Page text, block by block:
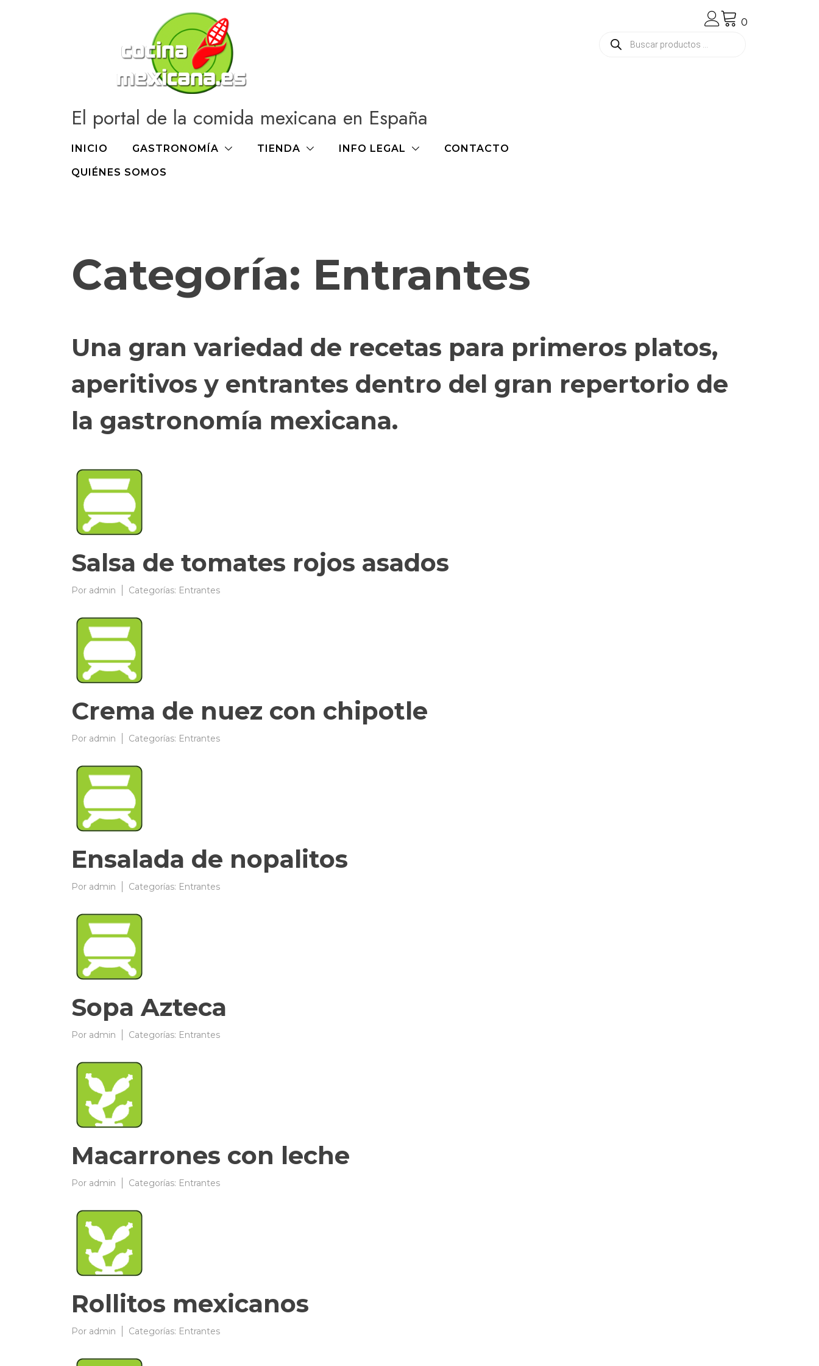
El portal de la comida mexicana en España
INICIO GASTRONOMÍA TIENDA INFO LEGAL CONTACTO
QUIÉNES SOMOS
0
Búsqueda
de
Categoría: Entrantes
Una gran variedad de recetas para primeros platos,
aperitivos y entrantes dentro del gran repertorio de
la gastronomía mexicana.
Salsa de tomates rojos asados
Por admin 03/04/2009
Categorías: Entrantes
Crema de nuez con chipotle
Por admin 03/04/2009
Categorías: Entrantes
Ensalada de nopalitos
Por admin 03/04/2009
Categorías: Entrantes
Sopa Azteca
Por admin 03/04/2009
Categorías: Entrantes
Macarrones con leche
Por admin 03/04/2009
Categorías: Entrantes
Rollitos mexicanos
Por admin 03/04/2009
Categorías: Entrantes